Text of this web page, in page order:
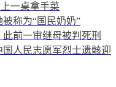
一桌拿手菜
称为“国民奶奶”
前一审继母被判死刑
人民志愿军烈士遗骸迎